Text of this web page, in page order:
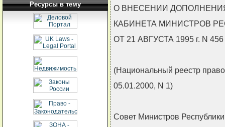
Ресурсы в тему
О ВНЕСЕНИИ
КАБИНЕТА МИНИСТРОВ
ОТ 21 АВГУСТА 1995 г. N 456
(Национальный реестр
05.01.2000, N 1)
Совет Министров